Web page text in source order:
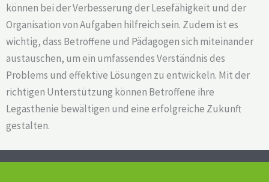
können bei der Verbesserung der Lesefähigkeit und der
Organisation von Aufgaben hilfreich sein. Zudem ist es
wichtig, dass Betroffene und Pädagogen sich miteinander
austauschen, um ein umfassendes Verständnis des
Problems und effektive Lösungen zu entwickeln. Mit der
richtigen Unterstützung können Betroffene ihre
Legasthenie bewältigen und eine erfolgreiche Zukunft
gestalten.